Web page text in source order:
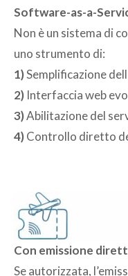
Software-as-a-
Non è un sistema di
uno strumento di:
1)Semplificazione
2) Interfaccia web
3)Abilitazione del
4)Controllo diretto
Con emissione
Se autorizzata,